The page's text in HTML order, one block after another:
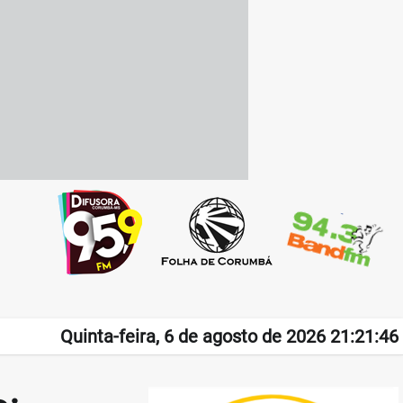
Quinta-feira, 6 de agosto de 2026 21:21:46